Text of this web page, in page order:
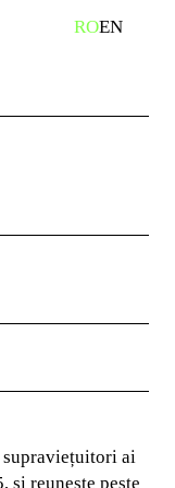
ROEN
ai
reunește peste